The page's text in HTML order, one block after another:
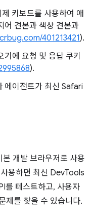
키보드를 사용하여 애
어 견본과 색상 견본과
crbug.com/401213421).
에 요청 및 응답 쿠키
).
에이전트가 최신 Safari
본 개발 브라우저로 사용
용하면 최신 DevTools
를 테스트하고, 사용자
제를 찾을 수 있습니다.